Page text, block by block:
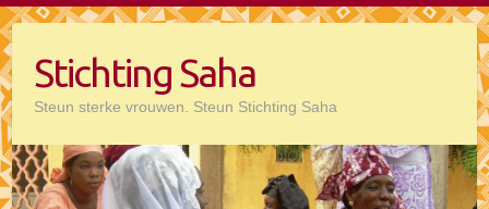
Doorgaan
naar
inhoudStichting Saha
Steun sterke vrouwen. Steun Stichting Saha